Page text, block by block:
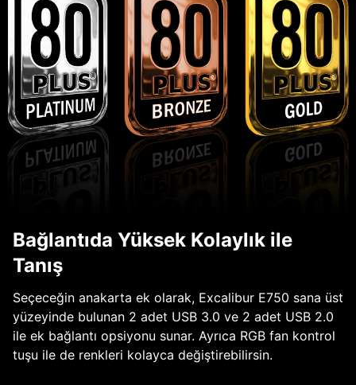
Bağlantıda Yüksek Kolaylık ile
Tanış
Seçeceğin anakarta ek olarak, Excalibur E750 sana üst
yüzeyinde bulunan 2 adet USB 3.0 ve 2 adet USB 2.0
ile ek bağlantı opsiyonu sunar. Ayrıca RGB fan kontrol
tuşu ile de renkleri kolayca değiştirebilirsin.